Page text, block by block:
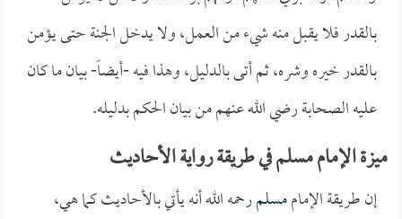
بالقدر فلا يقبل منه شيء من العمل، ولا يدخل الجنة حتى يؤمن
بالقدر خيره وشره، ثم أتى بالدليل، وهذا فيه -أيضاً- بيان ما كان
عليه الصحابة رضي الله عنهم من بيان الحكم بدليله.
ميزة الإمام مسلم في طريقة رواية الأحاديث
إن طريقة الإماممسلمرحمه الله أنه يأتي بالأحاديث كما هي،